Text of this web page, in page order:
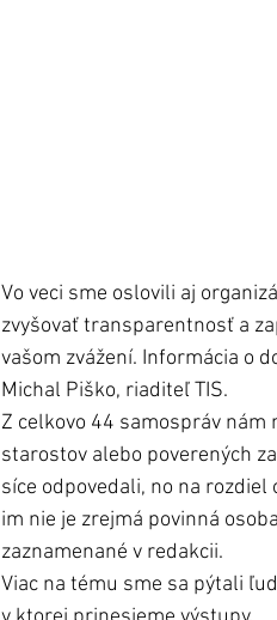
Vo veci sme oslovili aj
zvyšovať transparentnosť a
vašom zvážení. Informácia o
Michal Piško, riaditeľ TIS.
Z celkovo 44 samospráv
starostov alebo poverených
síce odpovedali, no na
im nie je zrejmá povinná
zaznamenané v redakcii.
Viac na tému sme sa pýtali